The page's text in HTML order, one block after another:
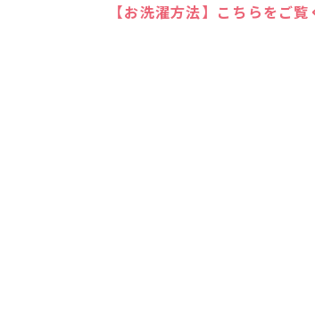
【お洗濯方法】こちらをご覧